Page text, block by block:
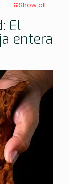
Show all
El
entera